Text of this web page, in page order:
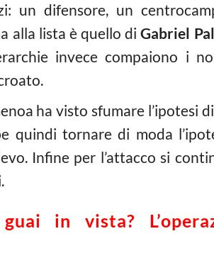
un difensore, un
alla lista è quello diGabriel
invece compaiono i
ha visto sfumare l’ipotesi
quindi tornare di moda
Infine per l’attacco si
guai in vista?